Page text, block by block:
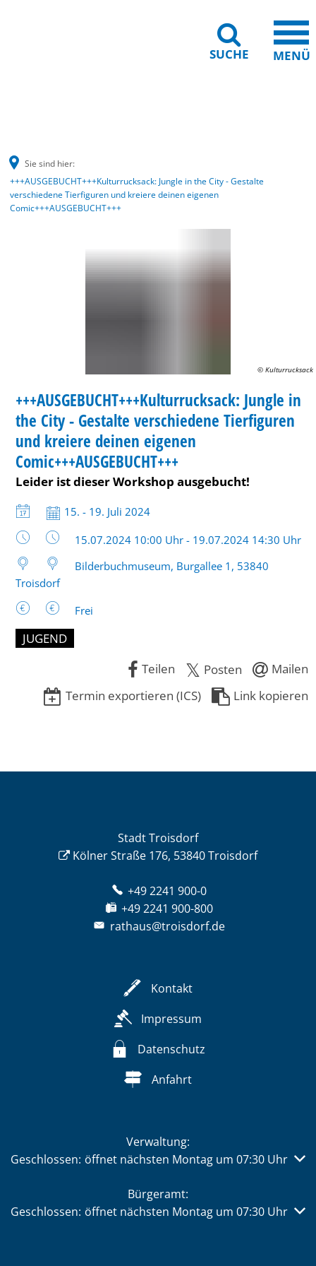
SUCHE MENÜ
Sie sind hier:
+++AUSGEBUCHT+++Kulturrucksack: Jungle in the City - Gestalte
verschiedene Tierfiguren und kreiere deinen eigenen
Comic+++AUSGEBUCHT+++
Gestalte
verschiedene
Tierfiguren
und
kreiere
deinen
eigenen
Comic+++AUSGEBUCHT+++
© Kulturrucksack
KATEGORIE: WORKSHOP
+++AUSGEBUCHT+++Kulturrucksack: Jungle in
the City - Gestalte verschiedene Tierfiguren
und kreiere deinen eigenen
Comic+++AUSGEBUCHT+++
Leider ist dieser Workshop ausgebucht!
Datum:
15. - 19. Juli 2024
Uhrzeit:
15.07.2024 10:00 Uhr - 19.07.2024 14:30 Uhr
Bilderbuchmuseum, Burgallee 1, 53840
Troisdorf
Frei
JUGEND
Teilen
Posten
Mailen
Termin exportieren (ICS)
Link kopieren
Stadt Troisdorf
Kölner Straße 176, 53840 Troisdorf
+49 2241 900-0
+49 2241 900-800
rathaus@troisdorf.de
Kontakt
Impressum
Datenschutz
Anfahrt
Verwaltung:
Klicken, um weitere Öffnungs- oder Schließzeiten
Geschlossen: öffnet nächsten Montag um 07:30 Uhr
Bürgeramt:
Klicken, um weitere Öffnungs- oder Schließzeiten
Geschlossen: öffnet nächsten Montag um 07:30 Uhr